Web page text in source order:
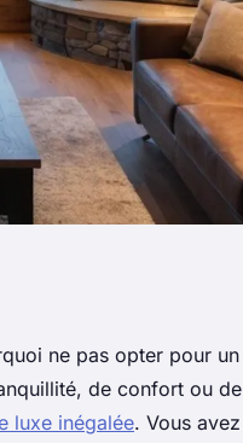
ne pas opter pour un
de confort ou de
luxe inégalée. Vous avez